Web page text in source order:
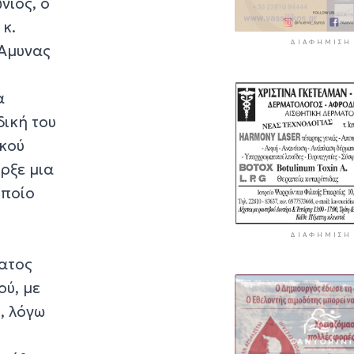
του
μια
με
λόγω
ΔΙΑΦΉΜΙΣΗ
ΔΙΑΦΉΜΙΣΗ